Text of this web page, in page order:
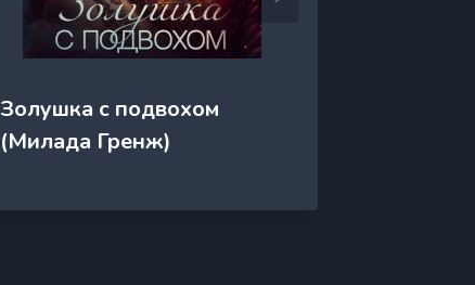
Золушка с подвохом
(Милада Гренж)